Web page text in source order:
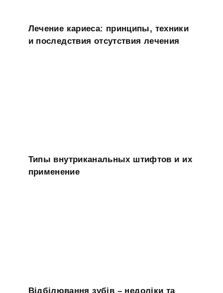
Лечение кариеса: принципы, техники
и последствия отсутствия лечения
Типы внутриканальных штифтов и их
применение
Відбілювання зубів – недоліки та